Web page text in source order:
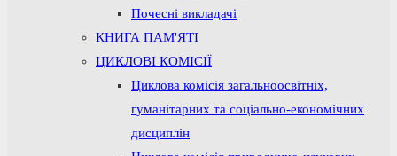
Почесні викладачі
КНИГА ПАМ'ЯТІ
ЦИКЛОВІ КОМІСІЇ
Циклова комісія загальноосвітніх,
гуманітарних та соціально-економічних
дисциплін